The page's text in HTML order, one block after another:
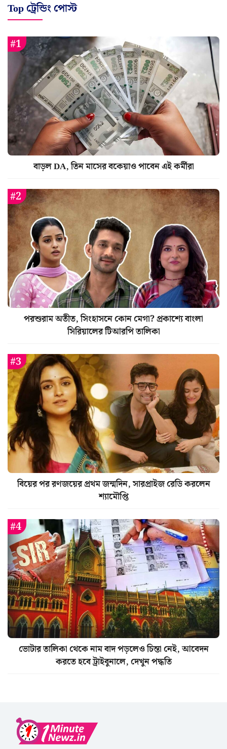
Top ট্রেন্ডিং পোস্ট
বাড়ল DA, তিন মাসের বকেয়াও পাবেন এই কর্মীরা
পরশুরাম অতীত, সিংহাসনে কোন মেগা? প্রকাশ্যে বাংলা
সিরিয়ালের টিআরপি তালিকা
বিয়ের পর রণজয়ের প্রথম জন্মদিন, সারপ্রাইজ রেডি করলেন
শ্যামৌপ্তি
ভোটার তালিকা থেকে নাম বাদ পড়লেও চিন্তা নেই, আবেদন
করতে হবে ট্রাইবুনালে, দেখুন পদ্ধতি